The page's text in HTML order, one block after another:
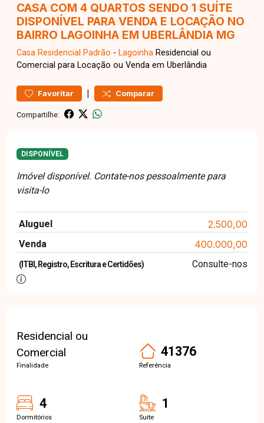
CASA COM 4 QUARTOS SENDO 1 SUÍTE
DISPONÍVEL PARA VENDA E LOCAÇÃO NO
BAIRRO LAGOINHA EM UBERLÂNDIA MG
Casa Residencial Padrão - Lagoinha Residencial ou
Comercial para Locação ou Venda em Uberlândia
Favoritar | Comparar
Compartilhe:
DISPONÍVEL
Imóvel disponível. Contate-nos pessoalmente para
visita-lo
Aluguel 2.500,00
Venda 400.000,00
(ITBI, Registro, Escritura e Certidões) Consulte-nos
Residencial ou
Comercial
Finalidade
41376
Referência
4
Dormitórios
1
Suite